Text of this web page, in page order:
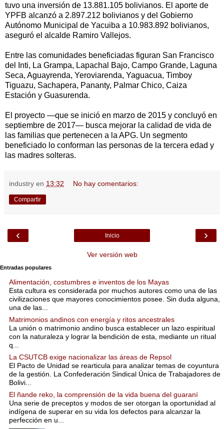
tuvo una inversión de 13.881.105 bolivianos. El aporte de
YPFB alcanzó a 2.897.212 bolivianos y del Gobierno
Autónomo Municipal de Yacuiba a 10.983.892 bolivianos,
aseguró el alcalde Ramiro Vallejos.
Entre las comunidades beneficiadas figuran San Francisco
del Inti, La Grampa, Lapachal Bajo, Campo Grande, Laguna
Seca, Aguayrenda, Yeroviarenda, Yaguacua, Timboy
Tiguazu, Sachapera, Pananty, Palmar Chico, Caiza
Estación y Guasurenda.
El proyecto —que se inició en marzo de 2015 y concluyó en
septiembre de 2017— busca mejorar la calidad de vida de
las familias que pertenecen a la APG. Un segmento
beneficiado lo conforman las personas de la tercera edad y
las madres solteras.
industry en 13:32 No hay comentarios:
Compartir
‹ ›
Inicio
Ver versión web
Entradas populares
Alimentación, costumbres e inventos de los Mayas
Esta cultura es considerada por muchos autores como una de las
civilizaciones que mayores conocimientos posee. Sin duda alguna,
una de las...
Matrimonios andinos con energía y ritos ancestrales
La unión o matrimonio andino busca establecer un lazo espiritual
con la naturaleza y lograr la bendición de esta, mediante un ritual
q...
La CSUTCB exige nacionalizar las áreas de Repsol
El Pacto de Unidad se rearticula para analizar temas de coyuntura
de la gestión. La Confederación Sindical Única de Trabajadores de
Bolivi...
El ñande reko, la comprensión de la vida buena del guaraní
Una serie de preceptos y modos de ser otorgan la oportunidad al
indígena de superar en su vida los defectos para alcanzar la
perfección en u...